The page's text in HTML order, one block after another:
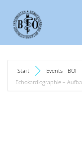
Start
Events - BÖI
Echokardiographie –